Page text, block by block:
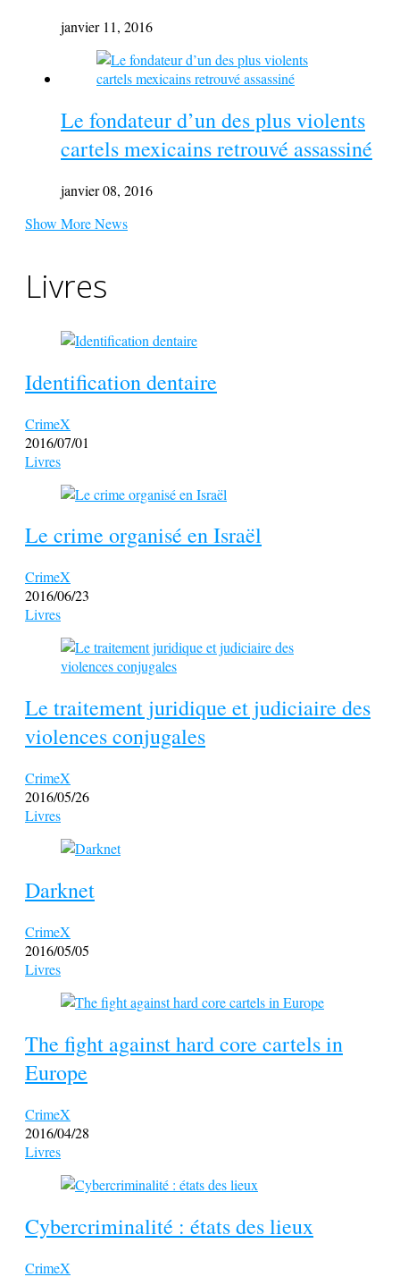
janvier 11, 2016
Le fondateur d’un des plus violents
cartels mexicains retrouvé assassiné
janvier 08, 2016
Show More News
Livres
Identification dentaire
CrimeX
2016/07/01
Livres
Le crime organisé en Israël
CrimeX
2016/06/23
Livres
Le traitement juridique et judiciaire des
violences conjugales
CrimeX
2016/05/26
Livres
Darknet
CrimeX
2016/05/05
Livres
The fight against hard core cartels in
Europe
CrimeX
2016/04/28
Livres
Cybercriminalité : états des lieux
CrimeX